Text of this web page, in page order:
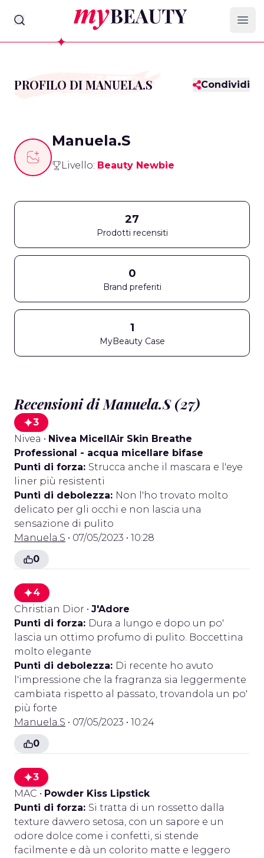
myBeauty
PROFILO DI MANUELA.S Condividi
Manuela.S
Livello: Beauty Newbie
27
Prodotti recensiti
0
Brand preferiti
1
MyBeauty Case
Recensioni di Manuela.S (27)
3
Nivea • Nivea MicellAir Skin Breathe
Professional - acqua micellare bifase
Punti di forza: Strucca anche il mascara e l'eye
liner più resistenti
Punti di debolezza: Non l'ho trovato molto
delicato per gli occhi e non lascia una
sensazione di pulito
Manuela.S • 07/05/2023 • 10:28
0
4
Christian Dior • J'Adore
Punti di forza: Dura a lungo e dopo un po'
lascia un ottimo profumo di pulito. Boccettina
molto elegante
Punti di debolezza: Di recente ho avuto
l'impressione che la fragranza sia leggermente
cambiata rispetto al passato, trovandola un po'
più forte
Manuela.S • 07/05/2023 • 10:24
0
3
MAC • Powder Kiss Lipstick
Punti di forza: Si tratta di un rossetto dalla
texture davvero setosa, con un sapore e un
odore dolce come i confetti, si stende
facilmente e dà un colorito matte e leggero